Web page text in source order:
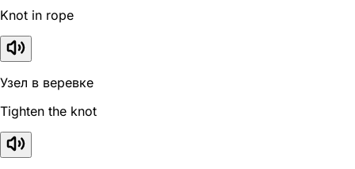
Knot in rope
Узел в веревке
Tighten the knot